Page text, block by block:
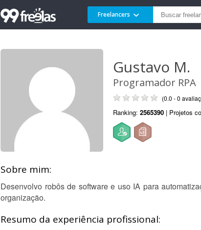
Freelancers
Gustavo M.
Programador RPA
(0.0 - 0
Ranking: 2565390 | Projetos
Sobre mim:
Desenvolvo robôs de software e uso IA para
organização.
Resumo da experiência profissional: